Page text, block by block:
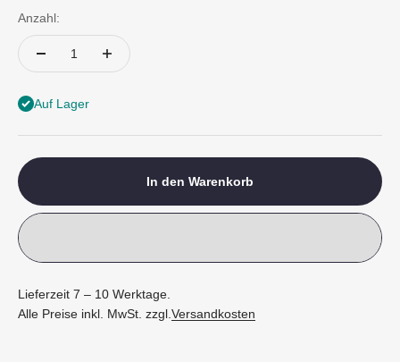
Anzahl:
Auf Lager
In den Warenkorb
Lieferzeit 7 – 10 Werktage.
Alle Preise inkl. MwSt. zzgl.Versandkosten